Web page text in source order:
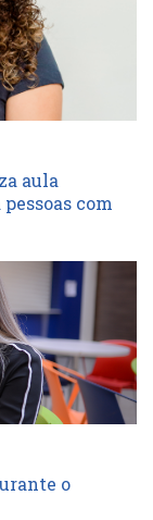
aula
com
o